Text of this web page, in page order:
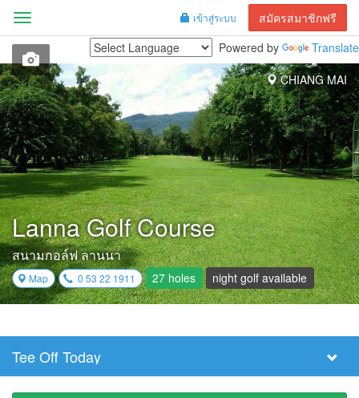
เข้าสู่ระบบ สมัครสมาชิกฟรี
Menu
Powered by
Translate
CHIANG MAI
Lanna Golf Course
สนามกอล์ฟ ลานนา
Map 0 53 22 1911 27 holes night golf available
Select
Tee
Time
Tee Off Today